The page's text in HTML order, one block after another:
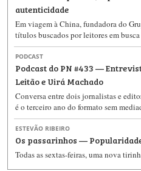
autenticidade
Em viagem à China, fundadora do
títulos buscados por leitores em busca
PODCAST
Podcast do PN #433 —
Leitão e Uirá Machado
Conversa entre dois jornalistas e
é o terceiro ano do formato sem
ESTEVÃO RIBEIRO
Os passarinhos —
Todas as sextas-feiras, uma nova